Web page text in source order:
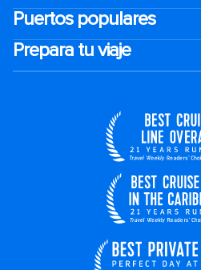
Puertos populares
Prepara tu viaje